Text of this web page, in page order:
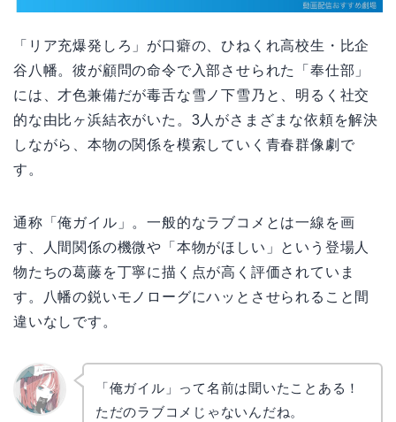
「リア充爆発しろ」が口癖の、ひねくれ高校生・比企
谷八幡。彼が顧問の命令で入部させられた「奉仕部」
には、才色兼備だが毒舌な雪ノ下雪乃と、明るく社交
的な由比ヶ浜結衣がいた。3人がさまざまな依頼を解決
しながら、本物の関係を模索していく青春群像劇で
す。
通称「俺ガイル」。一般的なラブコメとは一線を画
す、人間関係の機微や「本物がほしい」という登場人
物たちの葛藤を丁寧に描く点が高く評価されていま
す。八幡の鋭いモノローグにハッとさせられること間
違いなしです。
「俺ガイル」って名前は聞いたことある！
ただのラブコメじゃないんだね。